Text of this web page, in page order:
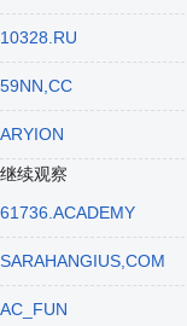
10328.RU
59NN,CC
ARYION
继续观察
61736.ACADEMY
SARAHANGIUS,COM
AC_FUN